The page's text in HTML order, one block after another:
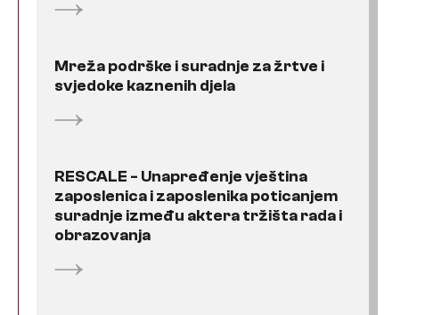
Mreža podrške i suradnje za žrtve i
svjedoke kaznenih djela
RESCALE - Unapređenje vještina
zaposlenica i zaposlenika poticanjem
suradnje između aktera tržišta rada i
obrazovanja